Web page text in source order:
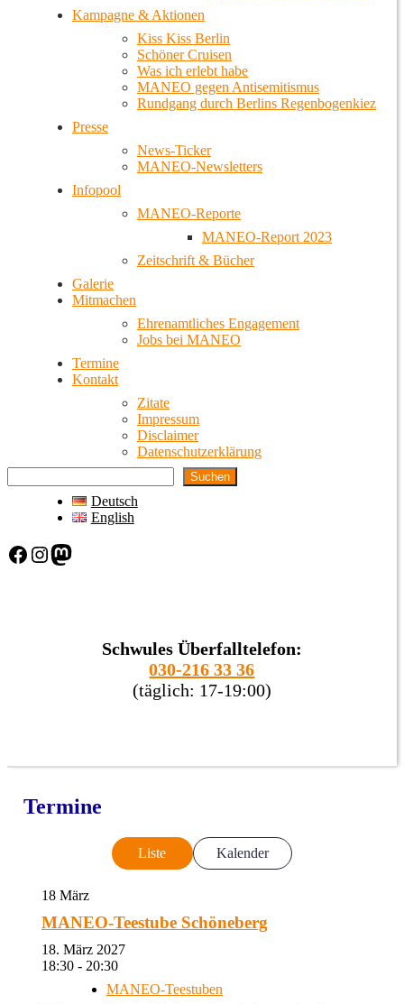
Kampagne & Aktionen
Kiss Kiss Berlin
Schöner Cruisen
Was ich erlebt habe
MANEO gegen Antisemitismus
Rundgang durch Berlins Regenbogenkiez
Presse
News-Ticker
MANEO-Newsletters
Infopool
MANEO-Reporte
MANEO-Report 2023
Zeitschrift & Bücher
Galerie
Mitmachen
Ehrenamtliches Engagement
Jobs bei MANEO
Termine
Kontakt
Zitate
Impressum
Disclaimer
Datenschutzerklärung
Suchen
Deutsch
English
Facebook Instagram Mastodon
Schwules Überfalltelefon:
030-216 33 36
(täglich: 17-19:00)
Termine
Liste Kalender
18 März
MANEO-Teestube Schöneberg
18. März 2027
18:30 - 20:30
MANEO-Teestuben